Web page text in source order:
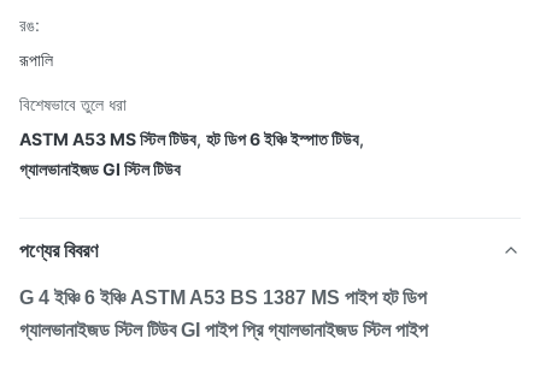
রঙ:
রূপালি
বিশেষভাবে তুলে ধরা
ASTM A53 MS স্টিল টিউব, হট ডিপ 6 ইঞ্চি ইস্পাত টিউব,
গ্যালভানাইজড GI স্টিল টিউব
পণ্যের বিবরণ
G 4 ইঞ্চি 6 ইঞ্চি ASTM A53 BS 1387 MS পাইপ হট ডিপ
গ্যালভানাইজড স্টিল টিউব GI পাইপ প্রি গ্যালভানাইজড স্টিল পাইপ